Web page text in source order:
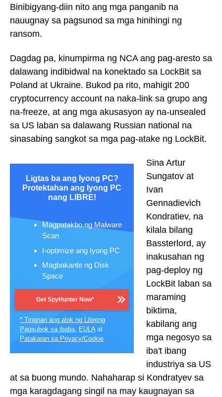
Binibigyang-diin nito ang mga panganib na
nauugnay sa pagsunod sa mga hinihingi ng
ransom.
Dagdag pa, kinumpirma ng NCA ang pag-aresto sa
dalawang indibidwal na konektado sa LockBit sa
Poland at Ukraine. Bukod pa rito, mahigit 200
cryptocurrency account na naka-link sa grupo ang
na-freeze, at ang mga akusasyon ay na-unsealed
sa US laban sa dalawang Russian national na
sinasabing sangkot sa mga pag-atake ng LockBit.
Ligtas ba ang Iyong PC?
Protektahan ang Iyong PC
nang LIBRE!
Magpatakbo ng Malware
Scan
I-optimize ang Iyong PC
Magbakante ng Disk
Space
Get SpyHunter Now*
* Tingnan ang alok ng Libreng
Pagsubok sa ibaba. EULAat
Patakaran sa Privacy/Cookie .
Sina Artur
Sungatov at
Ivan
Gennadievich
Kondratiev, na
kilala bilang
Bassterlord, ay
inakusahan ng
pag-deploy ng
LockBit laban sa
maraming
biktima,
kabilang ang
mga negosyo sa
iba't ibang
industriya sa US
at sa buong mundo. Nahaharap si Kondratyev sa
mga karagdagang singil na may kaugnayan sa